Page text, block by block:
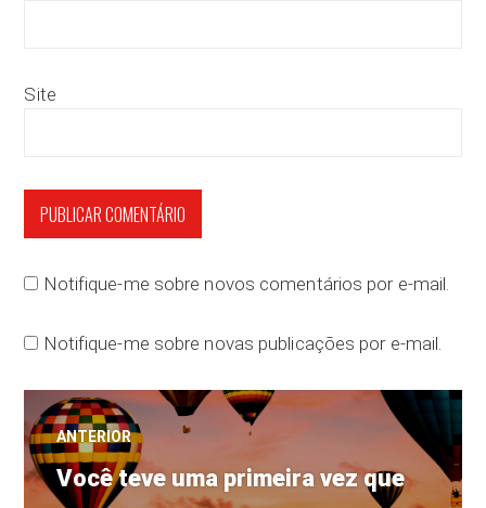
Site
Notifique-me sobre novos comentários por e-mail.
Notifique-me sobre novas publicações por e-mail.
Navegação
de
ANTERIOR
Post
Você teve uma primeira vez que